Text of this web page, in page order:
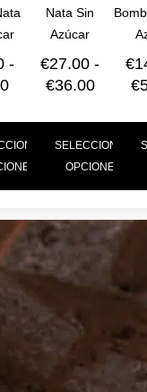
-
Nata Sin
Azúcar
€27.00 -
€36.00
SELECCIONAR
OPCIONES
€
€